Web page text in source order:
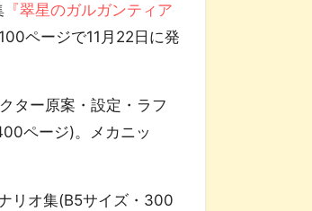
『翠星のガルガンティア
ページで11月22日に発
ター原案・設定・ラフ
ページ)。メカニッ
リオ集(B5サイズ・300